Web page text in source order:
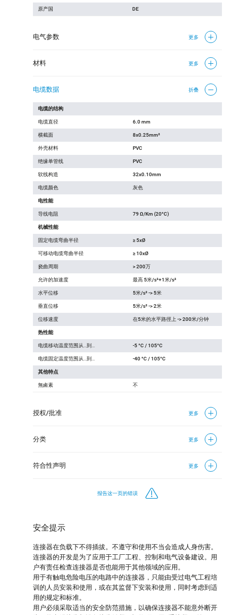
原产国 DE
电气参数 更多
材料 更多
电缆数据 折叠
电缆的结构
电缆直径 6.0 mm
横截面 8x0.25mm²
外壳材料 PVC
绝缘单管线 PVC
软线构造 32x0.10mm
电缆颜色 灰色
电性能
导线电阻 79 Ω/Km (20°C)
机械性能
固定电缆弯曲半径 ≥ 5xØ
可移动电缆弯曲半径 ≥ 10xØ
挠曲周期 > 200万
允许的加速度 最高 5米/s²+1米/s²
水平位移 5米/s² -> 5米
垂直位移 5米/s² -> 2米
位移速度 在5米的水平路徑上 -> 200米/分钟
热性能
电缆移动温度范围从…到… -5 °C / 105°C
电缆固定温度范围从…到… -40 °C / 105°C
其他特点
無鹵素 不
授权/批准 更多
分类 更多
符合性声明 更多
报告这一页的错误
安全提示
连接器在负载下不得插拔。不遵守和使用不当会造成人身伤害。
连接器的开发是为了应用于工厂工程、控制和电气设备建设。用
户有责任检查连接器是否也能用于其他领域的应用。
用于有触电危险电压的电路中的连接器，只能由受过电气工程培
训的人员安装和使用，或在其监督下安装和使用，同时考虑到适
用的规定和标准。
用户必须采取适当的安全防范措施，以确保连接器不能意外断开